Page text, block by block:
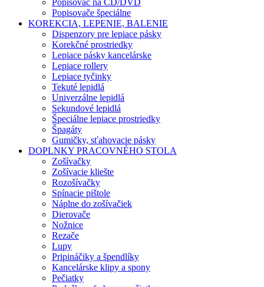
Popisovač na CD/DVD
Popisovače špeciálne
KOREKCIA, LEPENIE, BALENIE
Dispenzory pre lepiace pásky
Korekčné prostriedky
Lepiace pásky kancelárske
Lepiace rollery
Lepiace tyčinky
Tekuté lepidlá
Univerzálne lepidlá
Sekundové lepidlá
Špeciálne lepiace prostriedky
Špagáty
Gumičky, sťahovacie pásky
DOPLNKY PRACOVNÉHO STOLA
Zošívačky
Zošívacie kliešte
Rozošívačky
Spínacie pištole
Náplne do zošívačiek
Dierovače
Nožnice
Rezače
Lupy
Pripináčiky a špendlíky
Kancelárske klipy a spony
Pečiatky